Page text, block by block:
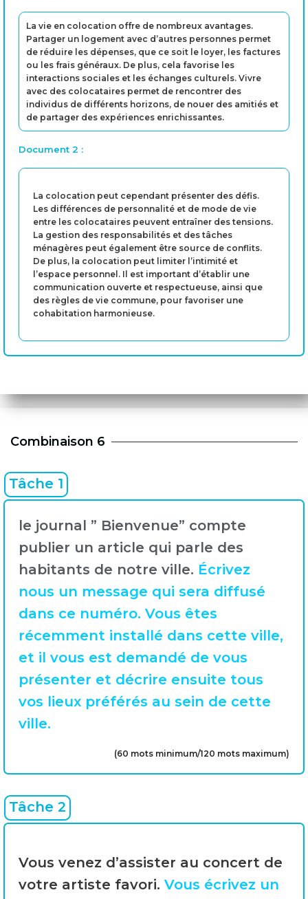
La vie en colocation offre de nombreux avantages.
Partager un logement avec d’autres personnes permet
de réduire les dépenses, que ce soit le loyer, les factures
ou les frais généraux. De plus, cela favorise les
interactions sociales et les échanges culturels. Vivre
avec des colocataires permet de rencontrer des
individus de différents horizons, de nouer des amitiés et
de partager des expériences enrichissantes.
Document 2 :
La colocation peut cependant présenter des défis.
Les différences de personnalité et de mode de vie
entre les colocataires peuvent entraîner des tensions.
La gestion des responsabilités et des tâches
ménagères peut également être source de conflits.
De plus, la colocation peut limiter l’intimité et
l’espace personnel. Il est important d’établir une
communication ouverte et respectueuse, ainsi que
des règles de vie commune, pour favoriser une
cohabitation harmonieuse.
Combinaison 6
Tâche 1
le journal ” Bienvenue” compte
publier un article qui parle des
habitants de notre ville. Écrivez
nous un message qui sera diffusé
dans ce numéro. Vous êtes
récemment installé dans cette ville,
et il vous est demandé de vous
présenter et décrire ensuite tous
vos lieux préférés au sein de cette
ville.
(60 mots minimum/120 mots maximum)
Tâche 2
Vous venez d’assister au concert de
votre artiste favori. Vous écrivez un